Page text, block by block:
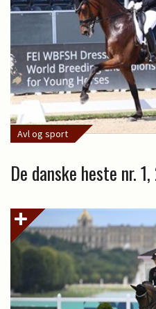
Avl og sport
De danske heste nr.